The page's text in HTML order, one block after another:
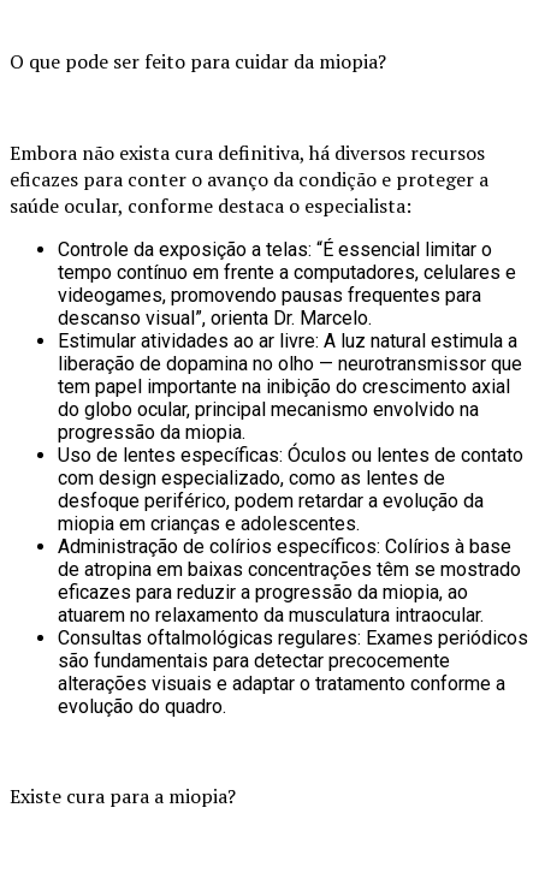
O que pode ser feito para cuidar da miopia?
Embora não exista cura definitiva, há diversos recursos
eficazes para conter o avanço da condição e proteger a
saúde ocular, conforme destaca o especialista:
Controle da exposição a telas: “É essencial limitar o
tempo contínuo em frente a computadores, celulares e
videogames, promovendo pausas frequentes para
descanso visual”, orienta Dr. Marcelo.
Estimular atividades ao ar livre: A luz natural estimula a
liberação de dopamina no olho — neurotransmissor que
tem papel importante na inibição do crescimento axial
do globo ocular, principal mecanismo envolvido na
progressão da miopia.
Uso de lentes específicas: Óculos ou lentes de contato
com design especializado, como as lentes de
desfoque periférico, podem retardar a evolução da
miopia em crianças e adolescentes.
Administração de colírios específicos: Colírios à base
de atropina em baixas concentrações têm se mostrado
eficazes para reduzir a progressão da miopia, ao
atuarem no relaxamento da musculatura intraocular.
Consultas oftalmológicas regulares: Exames periódicos
são fundamentais para detectar precocemente
alterações visuais e adaptar o tratamento conforme a
evolução do quadro.
Existe cura para a miopia?